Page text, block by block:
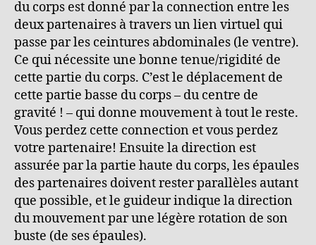
du corps est donné par la connection entre les
deux partenaires à travers un lien virtuel qui
passe par les ceintures abdominales (le ventre).
Ce qui nécessite une bonne tenue/rigidité de
cette partie du corps. C’est le déplacement de
cette partie basse du corps – du centre de
gravité ! – qui donne mouvement à tout le reste.
Vous perdez cette connection et vous perdez
votre partenaire! Ensuite la direction est
assurée par la partie haute du corps, les épaules
des partenaires doivent rester parallèles autant
que possible, et le guideur indique la direction
du mouvement par une légère rotation de son
buste (de ses épaules).